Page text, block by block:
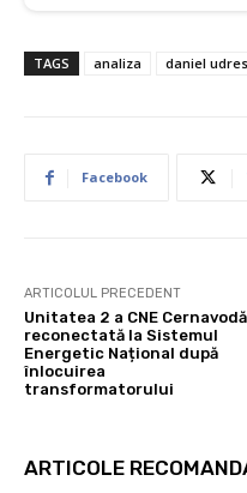
TAGS analiza daniel
Facebook
ARTICOLUL PRECEDENT
Unitatea 2 a CNE
reconectată la Sistemul
Energetic Național după
înlocuirea
transformatorului
ARTICOLE